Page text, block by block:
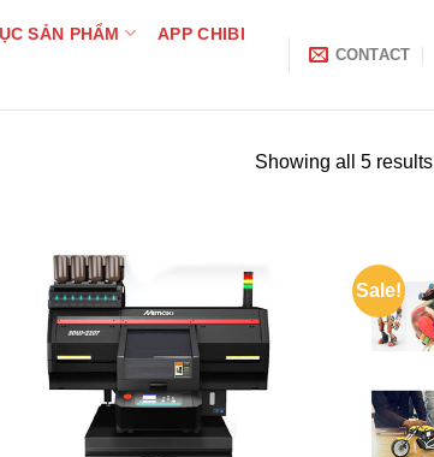
SẢN PHẨM APP CHIBI
CONTACT
Showing all 5 results
Sale!